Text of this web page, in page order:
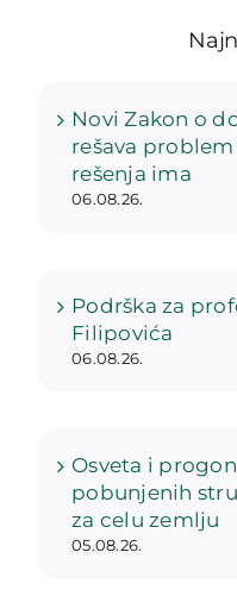
Novi Zakon o
rešava
rešenja ima
06.08.26.
Podrška za
Filipovića
06.08.26.
Osveta i
pobunjenih
za celu zemlju
05.08.26.